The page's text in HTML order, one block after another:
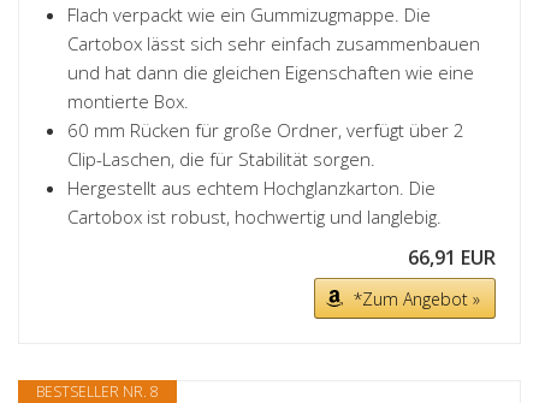
Flach verpackt wie ein Gummizugmappe. Die
Cartobox lässt sich sehr einfach zusammenbauen
und hat dann die gleichen Eigenschaften wie eine
montierte Box.
60 mm Rücken für große Ordner, verfügt über 2
Clip-Laschen, die für Stabilität sorgen.
Hergestellt aus echtem Hochglanzkarton. Die
Cartobox ist robust, hochwertig und langlebig.
66,91 EUR
*Zum Angebot »
BESTSELLER NR. 8